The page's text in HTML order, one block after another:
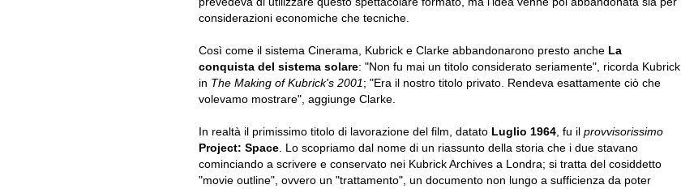
considerazioni economiche che tecniche.
Così come il sistema Cinerama, Kubrick e Clarke abbandonarono presto anche La
conquista del sistema solare: "Non fu mai un titolo considerato seriamente", ricorda Kubrick
in The Making of Kubrick's 2001; "Era il nostro titolo privato. Rendeva esattamente ciò che
volevamo mostrare", aggiunge Clarke.
In realtà il primissimo titolo di lavorazione del film, datato Luglio 1964 , fu il provvisorissimo
Project: Space . Lo scopriamo dal nome di un riassunto della storia che i due stavano
cominciando a scrivere e conservato nei Kubrick Archives a Londra; si tratta del cosiddetto
"movie outline", ovvero un "trattamento", un documento non lungo a sufficienza da poter